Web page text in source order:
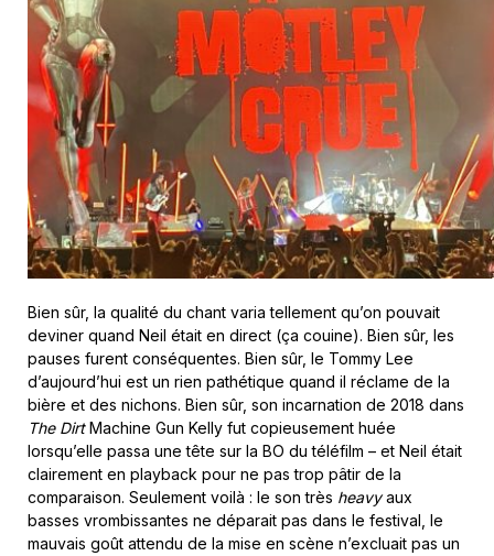
Bien sûr, la qualité du chant varia tellement qu’on pouvait
deviner quand Neil était en direct (ça couine). Bien sûr, les
pauses furent conséquentes. Bien sûr, le Tommy Lee
d’aujourd’hui est un rien pathétique quand il réclame de la
bière et des nichons. Bien sûr, son incarnation de 2018 dans
The DirtMachine Gun Kelly fut copieusement huée
lorsqu’elle passa une tête sur la BO du téléfilm – et Neil était
clairement en playback pour ne pas trop pâtir de la
comparaison. Seulement voilà : le son très heavyaux
basses vrombissantes ne déparait pas dans le festival, le
mauvais goût attendu de la mise en scène n’excluait pas un